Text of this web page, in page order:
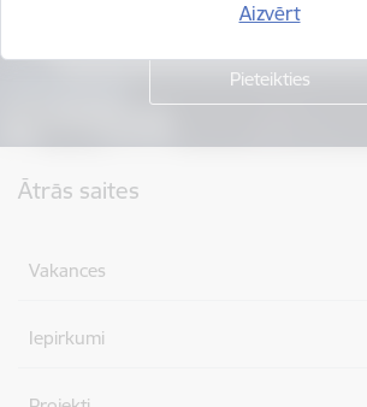
Aizvērt
Ātrās saites
Vakances
Iepirkumi